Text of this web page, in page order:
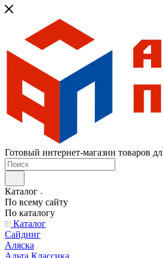
Готовый интернет-магазин товаров
Каталог
По всему сайту
По каталогу
Каталог
Сайдинг
Аляска
Альта Классика